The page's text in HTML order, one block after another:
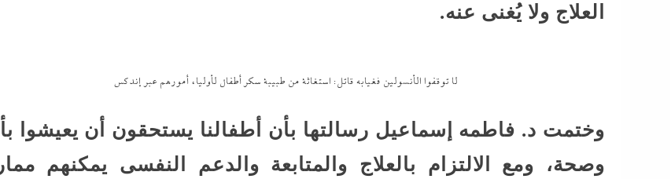
العلاج ولا يُغنى عنه.
لا توقفوا الأنسولين فغيابه قاتل: استغاثة من طبيبة سكر أطفال لأولياء أمورهم عبر إندكس
وختمت د. فاطمه إسماعيل رسالتها بأن أطفالنا يستحقون أن يعيشوا
وصحة، ومع الالتزام بالعلاج والمتابعة والدعم النفسى يمكنهم